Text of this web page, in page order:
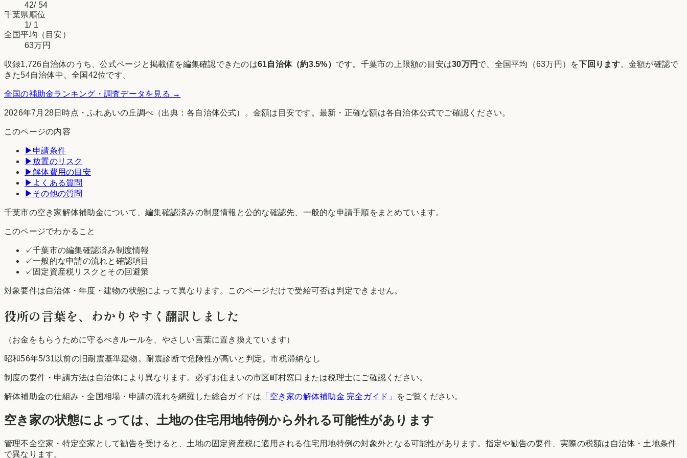
42/ 54
千葉県順位
1/ 1
全国平均（目安）
63万円
収録1,726自治体のうち、公式ページと掲載値を編集確認できたのは61自治体（約3.5%） です。 千葉市の上限額の目安は30万円 で、全国平均（63万円 ）を下回ります。 金額が確認で
きた54自治体中、全国 42位です。
全国の補助金ランキング・調査データを見る →
2026年7月28日時点 ・ふれあいの丘調べ （出典：各自治体公式）。金額は目安です。最新・正確な額は各自治体公式でご確認ください。
このページの内容
▶ 申請条件
▶ 放置のリスク
▶解体費用の目安
▶ よくある質問
▶ その他の質問
千葉市の空き家解体補助金について、編集確認済みの制度情報と公的な確認先、一般的な申請手順をまとめています。
このページでわかること
✓千葉市の編集確認済み制度情報
✓一般的な申請の流れと確認項目
✓ 固定資産税リスクとその回避策
対象要件は自治体・年度・建物の状態によって異なります。このページだけで受給可否は判定できません。
役所の言葉を、わかりやすく翻訳しました
（お金をもらうために守るべきルールを、やさしい言葉に置き換えています）
昭和56年5/31以前の旧耐震基準建物。耐震診断で危険性が高いと判定。市税滞納なし
制度の要件・申請方法は自治体により異なります。必ずお住まいの市区町村窓口または税理士にご確認ください。
解体補助金の仕組み・全国相場・申請の流れを網羅した総合ガイドは 「空き家の解体補助金 完全ガイド」 をご覧ください。
空き家の状態によっては、土地の住宅用地特例から外れる可能性があります
管理不全空家・特定空家として勧告を受けると、土地の固定資産税に適用される住宅用地特例の対象外となる可能性があります。指定や勧告の要件、実際の税額は自治体・土地条件
で異なります。